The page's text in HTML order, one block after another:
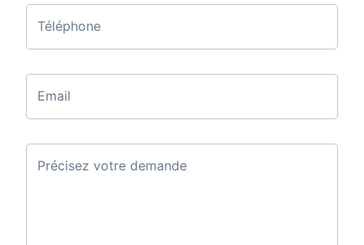
Téléphone
Email
Précisez votre demande